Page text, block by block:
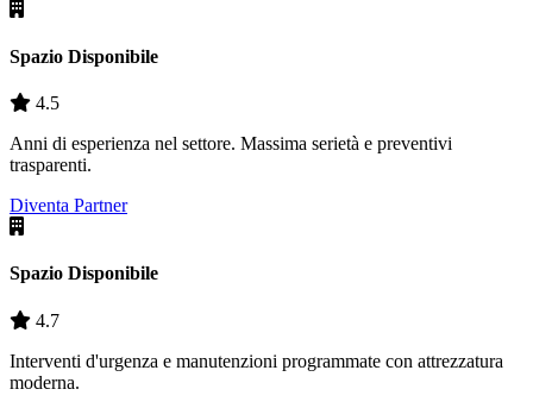
Spazio Disponibile
4.5
Anni di esperienza nel settore. Massima serietà e preventivi
trasparenti.
Diventa Partner
Spazio Disponibile
4.7
Interventi d'urgenza e manutenzioni programmate con attrezzatura
moderna.